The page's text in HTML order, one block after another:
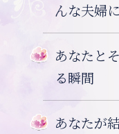
んな夫婦
あなたと
る瞬間
あなたが